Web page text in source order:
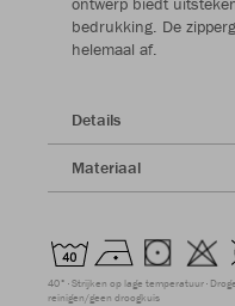
bedrukking. De
helemaal af.
Details
Materiaal
40° Strijken op lage temperatuur
reinigen/geen droogkuis